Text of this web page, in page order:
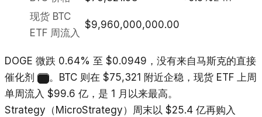
现货 BTC
ETF 周流入
$9,960,000,000.00
DOGE 微跌 0.64% 至 $0.0949，没有来自马斯克的直接
催化剂
。BTC 则在 $75,321 附近企稳，现货 ETF 上周
单周流入 $99.6 亿，是 1 月以来最高。
Strategy（MicroStrategy）周末以 $25.4 亿再购入